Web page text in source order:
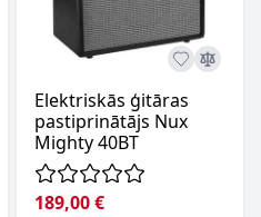
Elektriskās ģitāras
pastiprinātājs Nux
Mighty 40BT
189,00 €